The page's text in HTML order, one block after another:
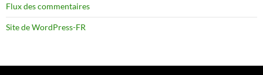
Flux des commentaires
Site de WordPress-FR